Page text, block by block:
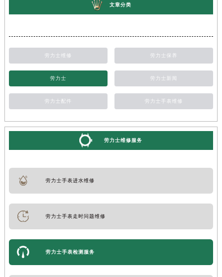
文章分类
劳力士维修 劳力士保养
劳力士 劳力士新闻
劳力士配件 劳力士手表维修
劳力士维修服务
劳力士手表进水维修
劳力士手表走时问题维修
劳力士手表检测服务